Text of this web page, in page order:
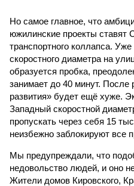
Но самое главное, что
южилинские проекты ставят
транспортного коллапса.
скоростного диаметра на
образуется пробка,
занимает до 40 минут. После
развития» будет ещё хуже.
Западный скоростной
пропускать через себя 15
неизбежно заблокируют все
Мы предупреждали, что
недовольство людей, и оно
Жители домов Кировского,